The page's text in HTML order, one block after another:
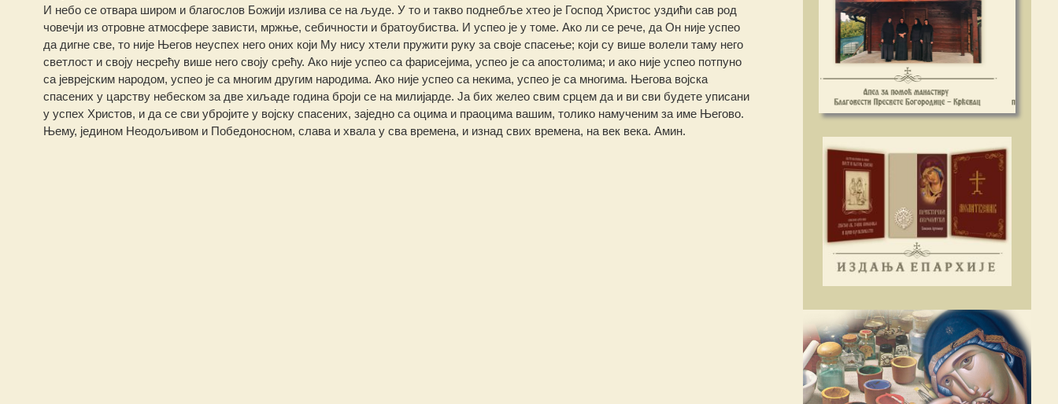
И небо се отвара широм и благослов Божији излива се на људе. У то и такво поднебље хтео је Господ Христос уздићи сав род
човечји из отровне атмосфере зависти, мржње, себичности и братоубиства. И успео је у томе. Ако ли се рече, да Он није успео
да дигне све, то није Његов неуспех него оних који Му нису хтели пружити руку за своје спасење; који су више волели таму него
светлост и своју несрећу више него своју срећу. Ако није успео са фарисејима, успео је са апостолима; и ако није успео потпуно
са јеврејским народом, успео је са многим другим народима. Ако није успео са некима, успео је са многима. Његова војска
спасених у царству небеском за две хиљаде година броји се на милијарде. Ја бих желео свим срцем да и ви сви будете уписани
у успех Христов, и да се сви убројите у војску спасених, заједно са оцима и праоцима вашим, толико намученим за име Његово.
Њему, једином Неодољивом и Победоносном, слава и хвала у сва времена, и изнад свих времена, на век века. Амин.